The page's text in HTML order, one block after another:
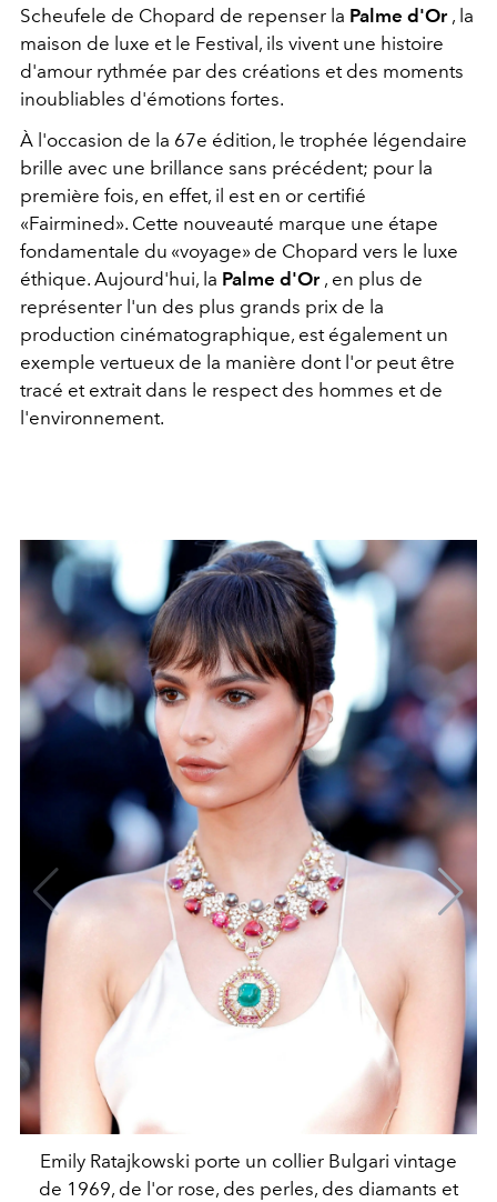
Scheufele de Chopard de repenser la Palme d'Or, la
maison de luxe et le Festival, ils vivent une histoire
d'amour rythmée par des créations et des moments
inoubliables d'émotions fortes.
À l'occasion de la 67e édition, le trophée légendaire
brille avec une brillance sans précédent; pour la
première fois, en effet, il est en or certifié
«Fairmined». Cette nouveauté marque une étape
fondamentale du «voyage» de Chopard vers le luxe
éthique. Aujourd'hui, la Palme d'Or, en plus de
représenter l'un des plus grands prix de la
production cinématographique, est également un
exemple vertueux de la manière dont l'or peut être
tracé et extrait dans le respect des hommes et de
l'environnement.
Emily Ratajkowski porte un collier Bulgari vintage
de 1969, de l'or rose, des perles, des diamants et